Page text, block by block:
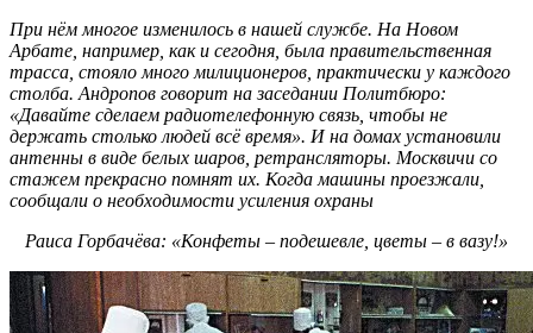
При нём многое изменилось в нашей службе. На Новом
Арбате, например, как и сегодня, была правительственная
трасса, стояло много милиционеров, практически у каждого
столба. Андропов говорит на заседании Политбюро:
«Давайте сделаем радиотелефонную связь, чтобы не
держать столько людей всё время». И на домах установили
антенны в виде белых шаров, ретрансляторы. Москвичи со
стажем прекрасно помнят их. Когда машины проезжали,
сообщали о необходимости усиления охраны
Раиса Горбачёва: «Конфеты – подешевле, цветы – в вазу!»